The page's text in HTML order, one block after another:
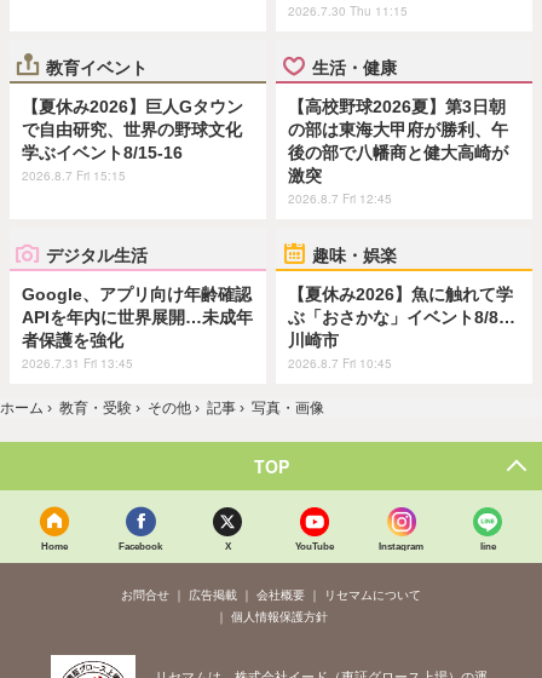
2026.7.30 Thu 11:15
教育イベント
【夏休み2026】巨人Gタウン
で自由研究、世界の野球文化
学ぶイベント8/15-16
2026.8.7 Fri 15:15
生活・健康
【高校野球2026夏】第3日朝
の部は東海大甲府が勝利、午
後の部で八幡商と健大高崎が
激突
2026.8.7 Fri 12:45
デジタル生活
Google、アプリ向け年齢確認
APIを年内に世界展開…未成年
者保護を強化
2026.7.31 Fri 13:45
趣味・娯楽
【夏休み2026】魚に触れて学
ぶ「おさかな」イベント8/8…
川崎市
2026.8.7 Fri 10:45
ホーム › 教育・受験 › その他 › 記事 › 写真・画像
TOP
Home Facebook X YouTube Instagram line
お問合せ 広告掲載 会社概要
リセマムについて
個人情報保護方針